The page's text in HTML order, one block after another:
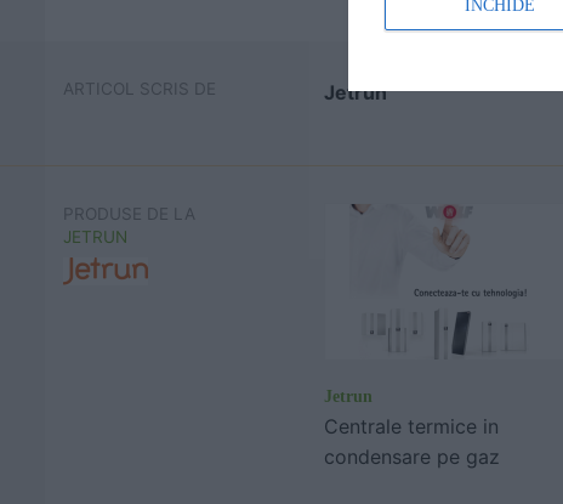
ARTICOL SCRIS DE Jetrun
PRODUSE DE LA
JETRUN
Jetrun
Centrale termice in
condensare pe gaz
ÎNCHIDE